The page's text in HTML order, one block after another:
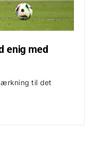
enig med
til det